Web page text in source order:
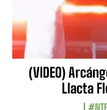
(VIDEO)
Llacta
#NTF